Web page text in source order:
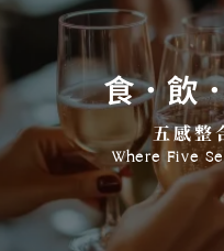
食．飲
五感整
Where Five